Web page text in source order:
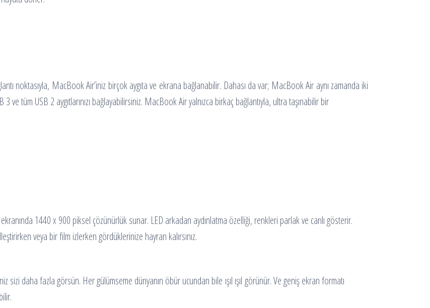
noktasıyla, MacBook Air’iniz birçok aygıta ve ekrana bağlanabilir. Dahası da var; MacBook Air aynı zamanda iki
tüm USB 2 aygıtlarınızı bağlayabilirsiniz. MacBook Air yalnızca birkaç bağlantıyla, ultra taşınabilir bir
1440 x 900 piksel çözünürlük sunar. LED arkadan aydınlatma özelliği, renkleri parlak ve canlı gösterir.
veya bir film izlerken gördüklerinize hayran kalırsınız.
sizi daha fazla görsün. Her gülümseme dünyanın öbür ucundan bile ışıl ışıl görünür. Ve geniş ekran formatı